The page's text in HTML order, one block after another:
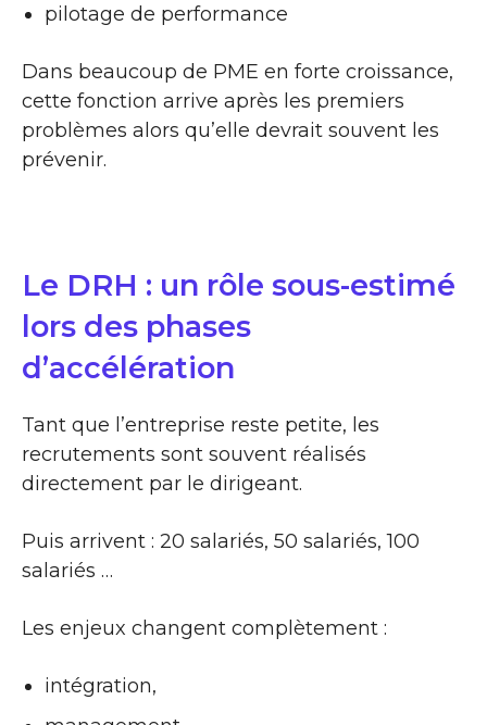
pilotage de performance
Dans beaucoup de PME en forte croissance,
cette fonction arrive après les premiers
problèmes alors qu’elle devrait souvent les
prévenir.
Le DRH : un rôle sous-estimé
lors des phases
d’accélération
Tant que l’entreprise reste petite, les
recrutements sont souvent réalisés
directement par le dirigeant.
Puis arrivent : 20 salariés, 50 salariés, 100
salariés …
Les enjeux changent complètement :
intégration,